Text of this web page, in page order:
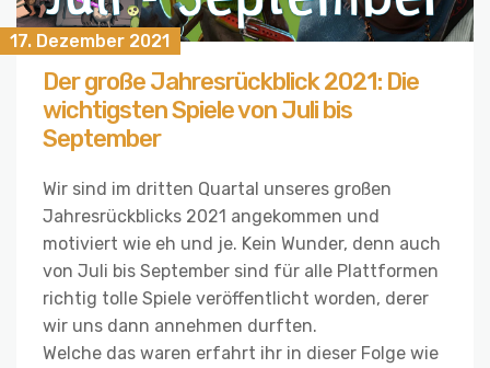
17. Dezember 2021
Der große Jahresrückblick 2021: Die
wichtigsten Spiele von Juli bis
September
Wir sind im dritten Quartal unseres großen
Jahresrückblicks 2021 angekommen und
motiviert wie eh und je. Kein Wunder, denn auch
von Juli bis September sind für alle Plattformen
richtig tolle Spiele veröffentlicht worden, derer
wir uns dann annehmen durften.
Welche das waren erfahrt ihr in dieser Folge wie